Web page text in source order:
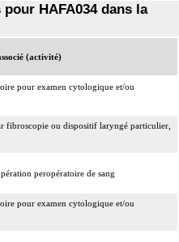
HAFA034 dans la
(activité)
pour examen cytologique et/ou
fibroscopie ou dispositif laryngé particulier,
peropératoire de sang
pour examen cytologique et/ou